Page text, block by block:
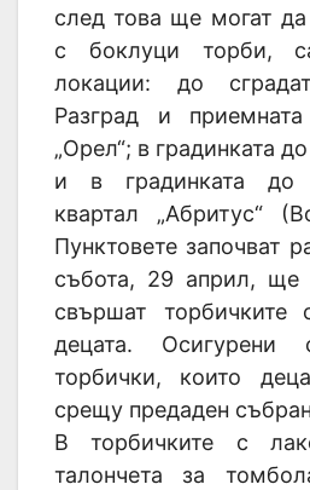
след това ще могат
с боклуци торби,
локации: до
Разград и
„Орел“; в градинката
и в градинката до
квартал „Абритус“
Пунктовете започват
събота, 29 април, ще
свършат торбичките
децата.
торбички, които
срещу предаден
В торбичките с
талончета за